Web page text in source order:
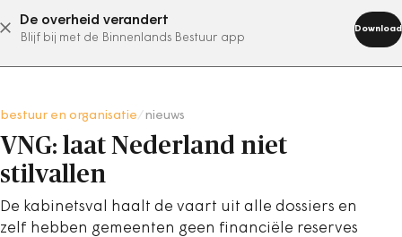
De overheid verandert
Blijf bij met de Binnenlands Bestuur app
Download
abonneer nu
bestuur en organisatie nieuws
VNG: laat Nederland niet
stilvallen
De kabinetsval haalt de vaart uit alle dossiers en
zelf hebben gemeenten geen financiële reserves